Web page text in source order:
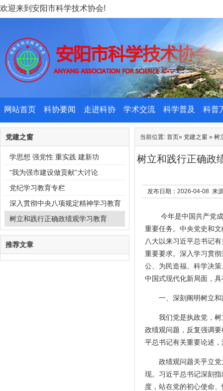
欢迎来到安阳市科学技术协会!
网站首页 科协要闻 走进科协 学术交流 科学普及 科普
党建之窗
学思想 强党性 重实践 建新功
“我为强市建设做贡献”大讨论
党纪学习教育专栏
深入贯彻中央八项规定精神学习教育
树立和践行正确政绩观学习教育
推荐文章
当前位置: 首页» 党建之窗 » 树
树立和践行正确政
发布日期：2026-04-08 来
今年是中国共产党
重要任务。中央党史和
八大以来习近平总书记
重要要求。深入学习贯
公、为民造福、科学决
中国式现代化新局面，
一、深刻阐明树立
我们党是执政党，
政绩观问题，反复强调
平总书记有关重要论述
政绩观问题关乎立
现。习近平总书记深刻
度，站在党的初心使命